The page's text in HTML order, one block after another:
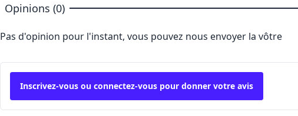
Opinions (0)
Pas d'opinion pour l'instant, vous pouvez nous envoyer la vôtre
Inscrivez-vous ou connectez-vous pour donner votre avis